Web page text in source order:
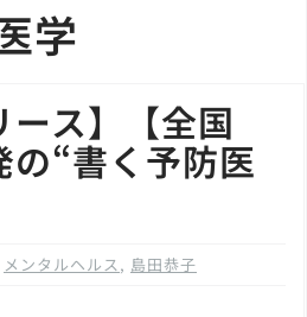
学
ース】【全国
“書く予防医
メンタルヘルス, 島田恭子